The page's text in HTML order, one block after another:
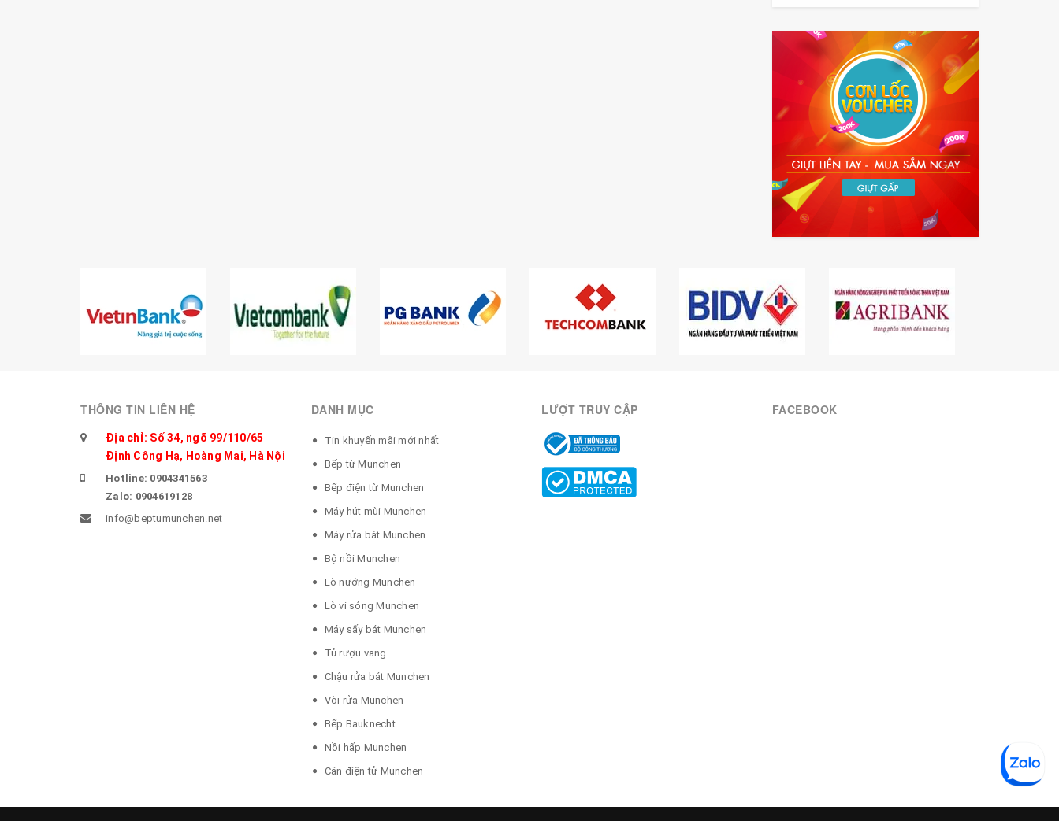
THÔNG TIN LIÊN HỆ
Địa chỉ: Số 34, ngõ 99/110/65
Định Công Hạ, Hoàng Mai, Hà Nội
Hotline: 0904341563
Zalo: 0904619128
info@beptumunchen.net
DANH MỤC
Tin khuyến mãi mới nhất
Bếp từ Munchen
Bếp điện từ Munchen
Máy hút mùi Munchen
Máy rửa bát Munchen
Bộ nồi Munchen
Lò nướng Munchen
Lò vi sóng Munchen
Máy sấy bát Munchen
Tủ rượu vang
Chậu rửa bát Munchen
Vòi rửa Munchen
Bếp Bauknecht
Nồi hấp Munchen
Cân điện tử Munchen
LƯỢT TRUY CẬP FACEBOOK